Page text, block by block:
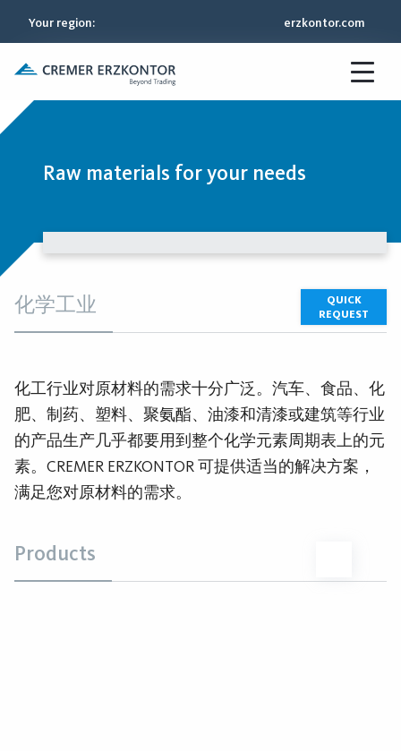
Your region: erzkontor.com
Raw materials for your needs
QUICK
REQUEST
化学工业
化工行业对原材料的需求十分广泛。汽车、食品、化
肥、制药、塑料、聚氨酯、油漆和清漆或建筑等行业
的产品生产几乎都要用到整个化学元素周期表上的元
素。CREMER ERZKONTOR 可提供适当的解决方案，
满足您对原材料的需求。
Products